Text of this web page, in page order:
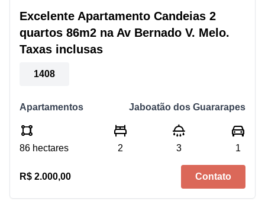
Excelente Apartamento Candeias 2
quartos 86m2 na Av Bernado V. Melo.
Taxas inclusas
1408
Apartamentos Jaboatão dos Guararapes
86 hectares 2 3 1
R$ 2.000,00 Contato